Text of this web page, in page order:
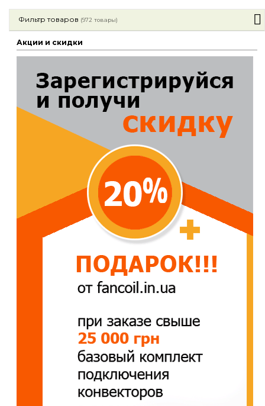
Фильтр товаров (972 товары)
Акции и скидки